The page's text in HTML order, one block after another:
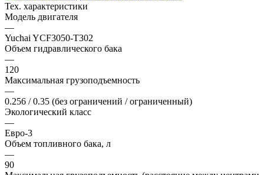
Тех. характеристики
Модель двигателя
—
Yuchai YCF3050-T302
Объем гидравлического бака
—
120
Максимальная грузоподъемность
—
0.256 / 0.35 (без ограничений / ограниченный)
Экологический класс
—
Евро-3
Объем топливного бака, л
—
90